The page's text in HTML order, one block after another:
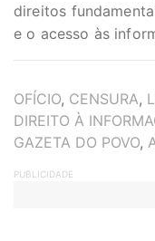
direitos
e o acesso às
TAGS
OFÍCIO, CENSURA,
DIREITO À
GAZETA DO POVO,
PUBLICIDADE